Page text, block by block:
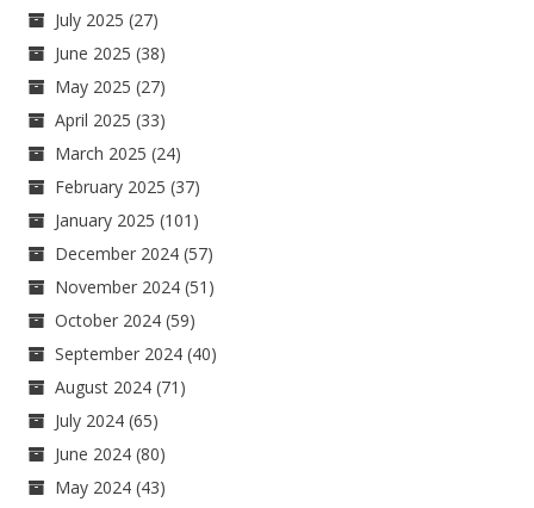
July 2025 (27)
June 2025 (38)
May 2025 (27)
April 2025 (33)
March 2025 (24)
February 2025 (37)
January 2025 (101)
December 2024 (57)
November 2024 (51)
October 2024 (59)
September 2024 (40)
August 2024 (71)
July 2024 (65)
June 2024 (80)
May 2024 (43)